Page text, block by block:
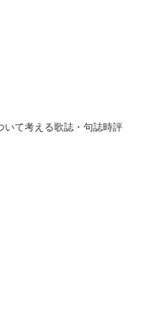
いて考える歌誌・句誌時評